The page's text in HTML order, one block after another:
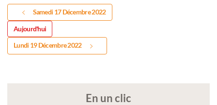
Samedi 17 Décembre 2022
Aujourd'hui
Lundi 19 Décembre 2022
En un clic